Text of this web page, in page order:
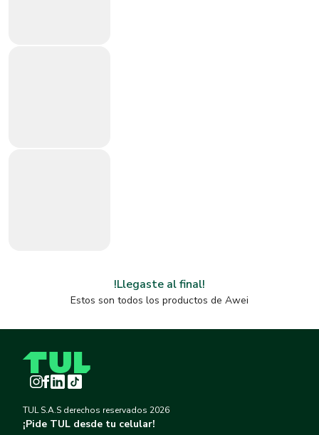
!Llegaste al final!
Estos son todos los productos de Awei
Instagram
Facebook
LinkedInTikTok
TUL S.A.S derechos reservados 2026
¡Pide TUL desde tu celular!